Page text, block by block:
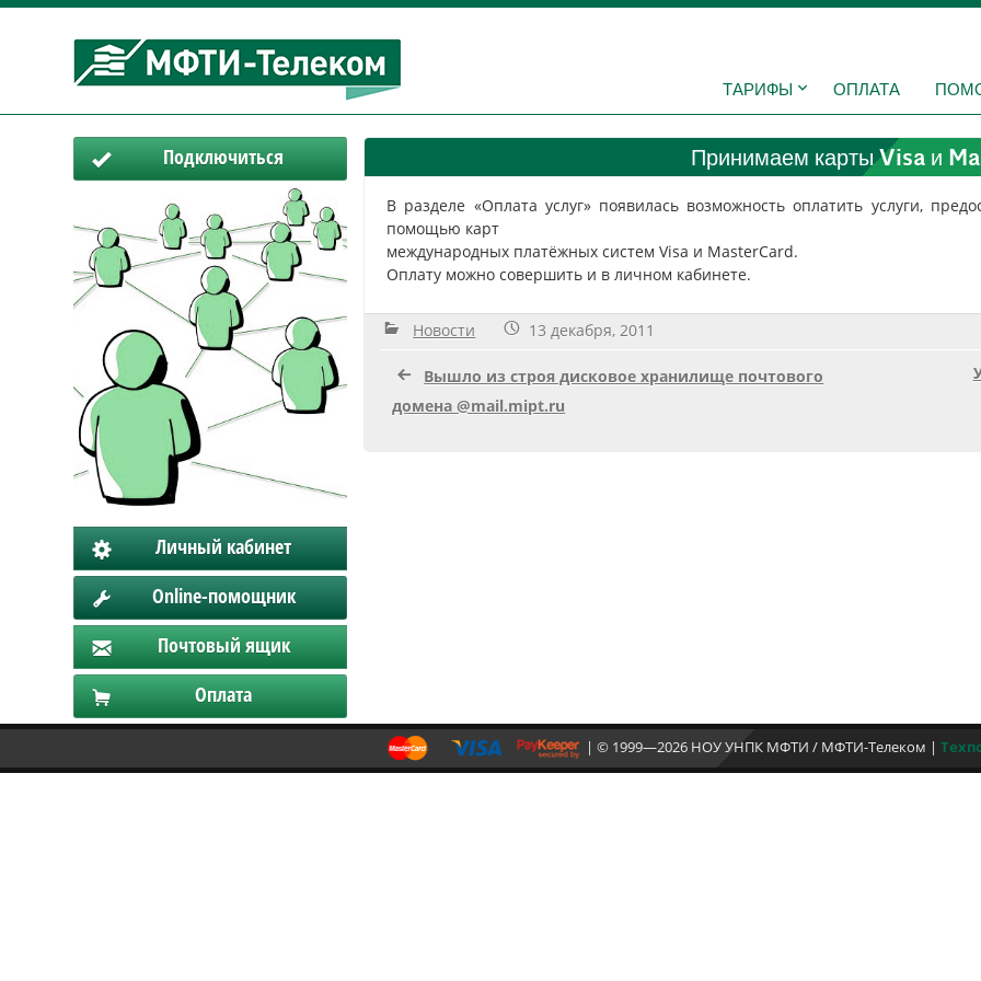
ТАРИФЫ ОПЛАТА
Принимаем карты Visa и
В разделе «Оплата услуг» появилась возможность оплатить услуги,
помощью карт
международных платёжных систем Visa и MasterCard.
Оплату можно совершить и в личном кабинете.
Новости 13 декабря, 2011
Вышло из строя дисковое хранилище почтового
домена @mail.mipt.ru
Подключиться
Личный кабинет
Online-помощник
Почтовый ящик
Оплата
| © 1999—2026 НОУ УНПК МФТИ / МФТИ-Телеком |